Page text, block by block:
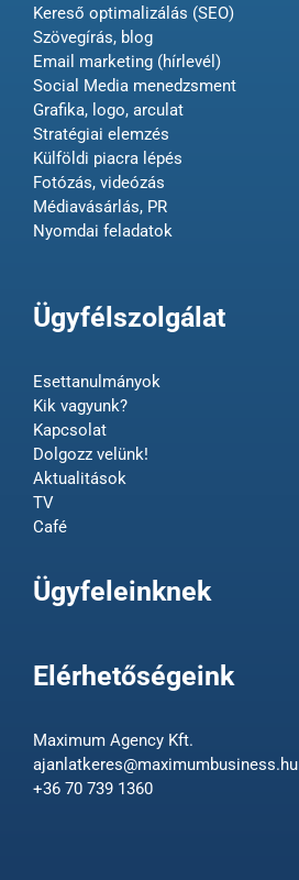
Kereső optimalizálás (SEO)
Szövegírás, blog
Email marketing (hírlevél)
Social Media menedzsment
Grafika, logo, arculat
Stratégiai elemzés
Külföldi piacra lépés
Fotózás, videózás
Médiavásárlás, PR
Nyomdai feladatok
Ügyfélszolgálat
Esettanulmányok
Kik vagyunk?
Kapcsolat
Dolgozz velünk!
Aktualitások
TV
Café
Ügyfeleinknek
Elérhetőségeink
Maximum Agency Kft.
ajanlatkeres@maximumbusiness.hu
+36 70 739 1360